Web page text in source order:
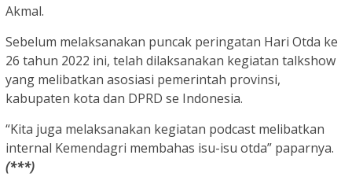
Akmal.
Sebelum melaksanakan puncak peringatan Hari Otda ke
26 tahun 2022 ini, telah dilaksanakan kegiatan talkshow
yang melibatkan asosiasi pemerintah provinsi,
kabupaten kota dan DPRD se Indonesia.
“Kita juga melaksanakan kegiatan podcast melibatkan
internal Kemendagri membahas isu-isu otda” paparnya.
(***)